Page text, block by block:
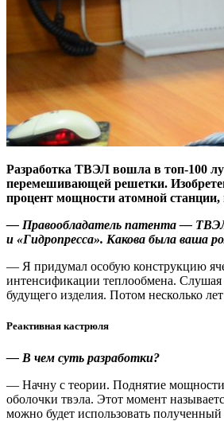
Разработка ТВЭЛ вошла в топ‑100
перемешивающей решетки.
процент мощности атомной
— Правообладатель патента —
и «Гидропресса». Какова была ваша
— Я придумал особую конструкцию
интенсификации теплообмена. Слушая
будущего изделия. Потом несколько
Реактивная кастрюля
— В чем суть разработки?
— Начну с теории. Поднятие мощности
оболочки твэла. Этот момент
можно будет использовать